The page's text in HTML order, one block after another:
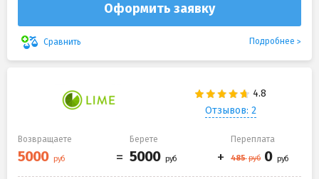
Оформить заявку
Сравнить Подробнее
Отзывов: 2
Возвращаете Берете Переплата